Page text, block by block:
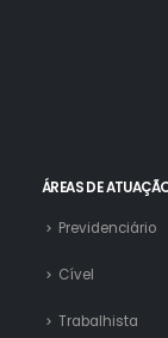
ÁREAS DE
Previdenciário
Cível
Trabalhista